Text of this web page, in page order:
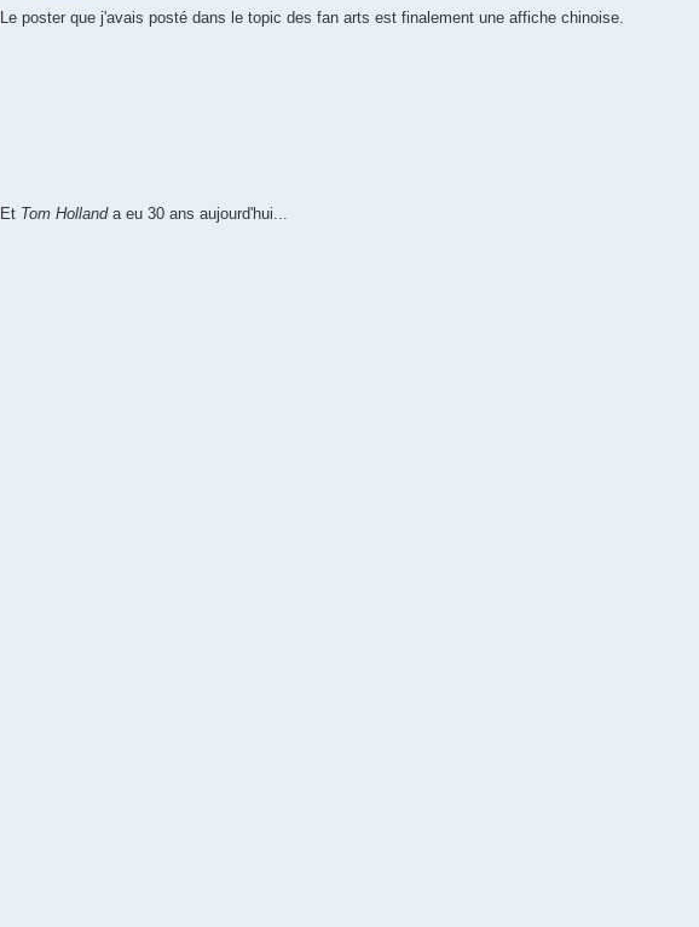
Le poster que j'avais posté dans le topic des fan arts est finalement une affiche chinoise.
Et Tom Hollanda eu 30 ans aujourd'hui...